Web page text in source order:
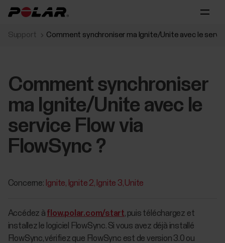
Support Comment synchroniser ma Ignite/Unite avec le
Comment synchroniser
ma Ignite/Unite avec le
service Flow via
FlowSync ?
Concerne: Ignite Ignite 2 Ignite 3 Unite
Accédez à flow.polar.com/start, puis téléchargez et
installez le logiciel FlowSync. Si vous avez déjà installé
FlowSync, vérifiez que FlowSync est de version 3.0 ou